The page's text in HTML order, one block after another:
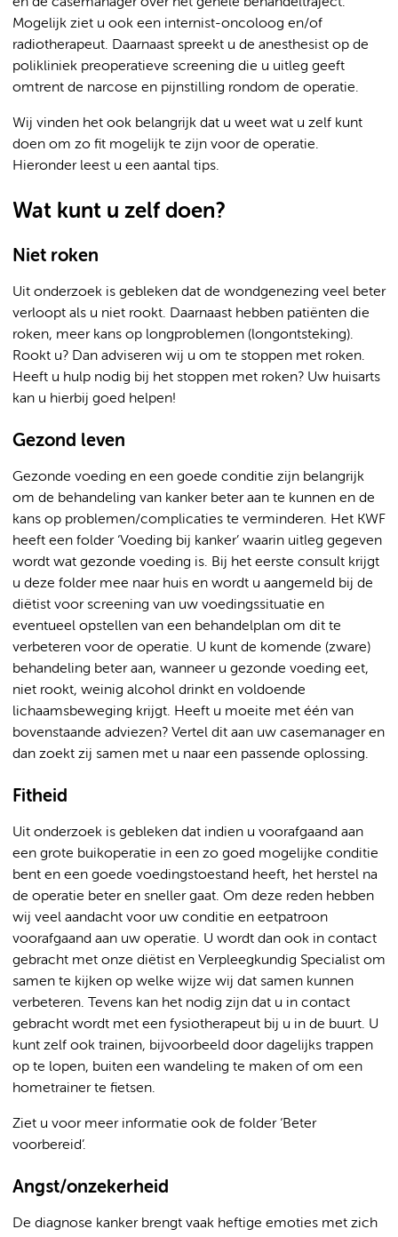
Mogelijk ziet u ook een internist-oncoloog en/of
radiotherapeut. Daarnaast spreekt u de anesthesist op de
polikliniek preoperatieve screening die u uitleg geeft
omtrent de narcose en pijnstilling rondom de operatie.
Wij vinden het ook belangrijk dat u weet wat u zelf kunt
doen om zo fit mogelijk te zijn voor de operatie.
Hieronder leest u een aantal tips.
Wat kunt u zelf doen?
Niet roken
Uit onderzoek is gebleken dat de wondgenezing veel beter
verloopt als u niet rookt. Daarnaast hebben patiënten die
roken, meer kans op longproblemen (longontsteking).
Rookt u? Dan adviseren wij u om te stoppen met roken.
Heeft u hulp nodig bij het stoppen met roken? Uw huisarts
kan u hierbij goed helpen!
Gezond leven
Gezonde voeding en een goede conditie zijn belangrijk
om de behandeling van kanker beter aan te kunnen en de
kans op problemen/complicaties te verminderen. Het KWF
heeft een folder ‘Voeding bij kanker’ waarin uitleg gegeven
wordt wat gezonde voeding is. Bij het eerste consult krijgt
u deze folder mee naar huis en wordt u aangemeld bij de
diëtist voor screening van uw voedingssituatie en
eventueel opstellen van een behandelplan om dit te
verbeteren voor de operatie. U kunt de komende (zware)
behandeling beter aan, wanneer u gezonde voeding eet,
niet rookt, weinig alcohol drinkt en voldoende
lichaamsbeweging krijgt. Heeft u moeite met één van
bovenstaande adviezen? Vertel dit aan uw casemanager en
dan zoekt zij samen met u naar een passende oplossing.
Fitheid
Uit onderzoek is gebleken dat indien u voorafgaand aan
een grote buikoperatie in een zo goed mogelijke conditie
bent en een goede voedingstoestand heeft, het herstel na
de operatie beter en sneller gaat. Om deze reden hebben
wij veel aandacht voor uw conditie en eetpatroon
voorafgaand aan uw operatie. U wordt dan ook in contact
gebracht met onze diëtist en Verpleegkundig Specialist om
samen te kijken op welke wijze wij dat samen kunnen
verbeteren. Tevens kan het nodig zijn dat u in contact
gebracht wordt met een fysiotherapeut bij u in de buurt. U
kunt zelf ook trainen, bijvoorbeeld door dagelijks trappen
op te lopen, buiten een wandeling te maken of om een
hometrainer te fietsen.
Ziet u voor meer informatie ook de folder ‘Beter
voorbereid’.
Angst/onzekerheid
De diagnose kanker brengt vaak heftige emoties met zich